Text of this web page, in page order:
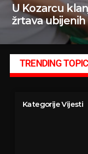
U Kozarcu
žrtava ubijenih
TRENDING
Kategorije Vijesti